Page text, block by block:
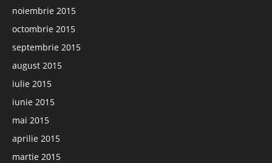
noiembrie 2015
octombrie 2015
septembrie 2015
august 2015
iulie 2015
iunie 2015
mai 2015
aprilie 2015
martie 2015